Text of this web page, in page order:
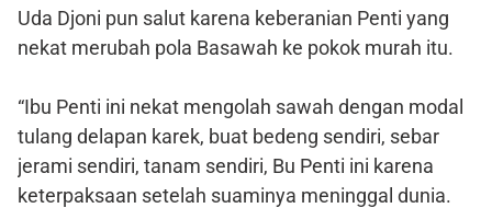
Uda Djoni pun salut karena keberanian Penti yang
nekat merubah pola Basawah ke pokok murah itu.
“Ibu Penti ini nekat mengolah sawah dengan modal
tulang delapan karek, buat bedeng sendiri, sebar
jerami sendiri, tanam sendiri, Bu Penti ini karena
keterpaksaan setelah suaminya meninggal dunia.